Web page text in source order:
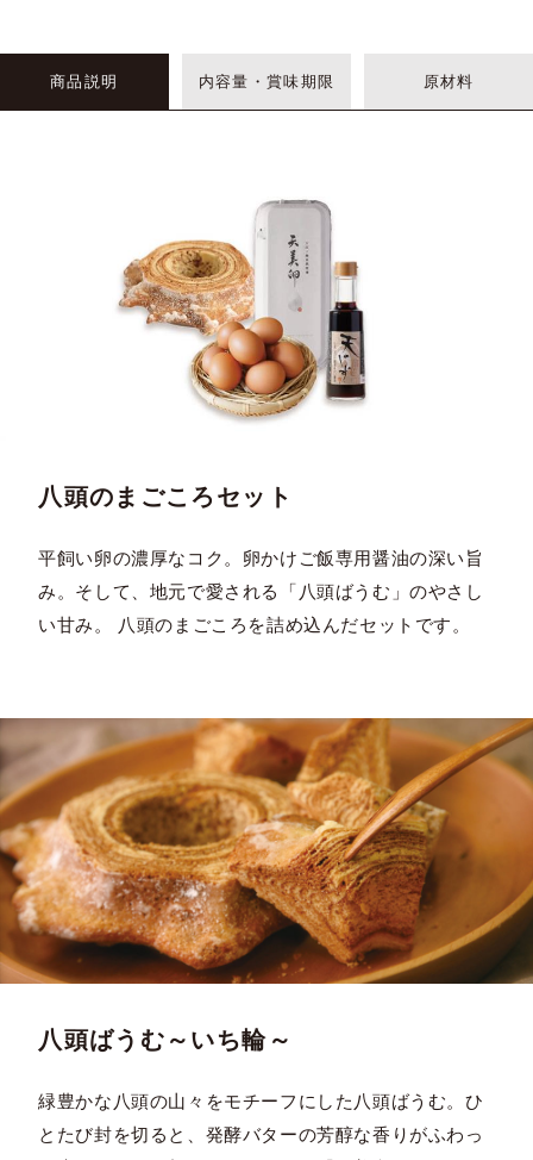
商品説明 内容量・賞味期限 原材料
八頭のまごころセット
平飼い卵の濃厚なコク。卵かけご飯専用醤油の深い旨
み。そして、地元で愛される「八頭ばうむ」のやさし
い甘み。 八頭のまごころを詰め込んだセットです。
八頭ばうむ～いち輪～
緑豊かな八頭の山々をモチーフにした八頭ばうむ。ひ
とたび封を切ると、発酵バターの芳醇な香りがふわっ